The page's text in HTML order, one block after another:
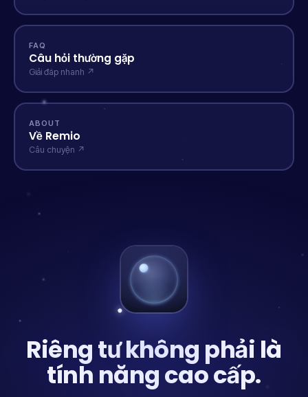
FAQ
Câu hỏi thường gặp
Giải đáp nhanh ↗
ABOUT
Về Remio
Câu chuyện ↗
Riêng tư không phải là
tính năng cao cấp.